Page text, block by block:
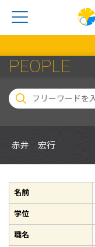
PEOPLE
赤井 宏行
名前
学位
職名